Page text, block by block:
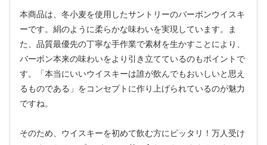
本商品は、冬小麦を使用したサントリーのバーボンウイスキ
ーです。絹のように柔らかな味わいを実現しています。ま
た、品質最優先の丁寧な手作業で素材を生かすことにより、
バーボン本来の味わいをより引き立てているのもポイントで
す。「本当にいいウイスキーは誰が飲んでもおいしいと思え
るものである」をコンセプトに作り上げられているのが魅力
ですね。
そのため、ウイスキーを初めて飲む方にピッタリ！万人受け